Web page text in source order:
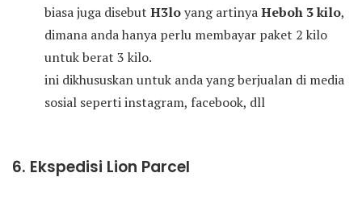
biasa juga disebut H3loyang artinyaHeboh 3 kilo,
dimana anda hanya perlu membayar paket 2 kilo
untuk berat 3 kilo.
ini dikhususkan untuk anda yang berjualan di media
sosial seperti instagram, facebook, dll
6. Ekspedisi Lion Parcel